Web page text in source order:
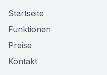
Startseite
Funktionen
Preise
Kontakt